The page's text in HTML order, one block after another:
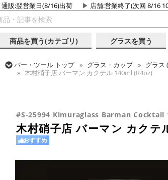
通販:翌営業日(8/16)出荷 店舗:営業終了(次回 8/16
商品を買う(カテゴリ) グラスを買う
バー・ツール トップ グラス・カップ グラス
木村硝子店 バーマン カクテル 140ml (R4oz)
#S-25994 Kimuraglass Barman Cocktail
木村硝子店 バーマン カク
おすすめ